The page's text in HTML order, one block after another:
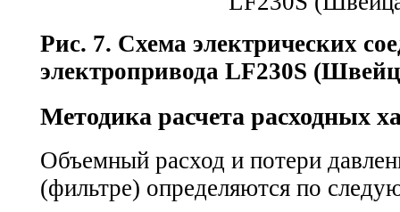
Рис. 7. Схема электрических
электропривода LF230S
Методика расчета расходных
Объемный расход и потери
(фильтре) определяются по